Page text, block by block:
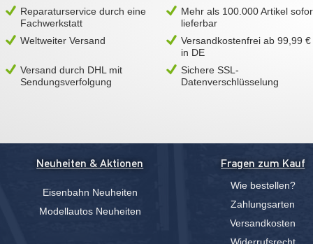
Reparaturservice durch eine
Fachwerkstatt
Mehr als 100.000 Artikel
lieferbar
Weltweiter Versand
Versandkostenfrei ab 99,99 €
in DE
Versand durch DHL mit
Sendungsverfolgung
Sichere SSL-
Datenverschlüsselung
Neuheiten & Aktionen
Eisenbahn Neuheiten
Modellautos Neuheiten
Fragen zum Kauf
Wie bestellen?
Zahlungsarten
Versandkosten